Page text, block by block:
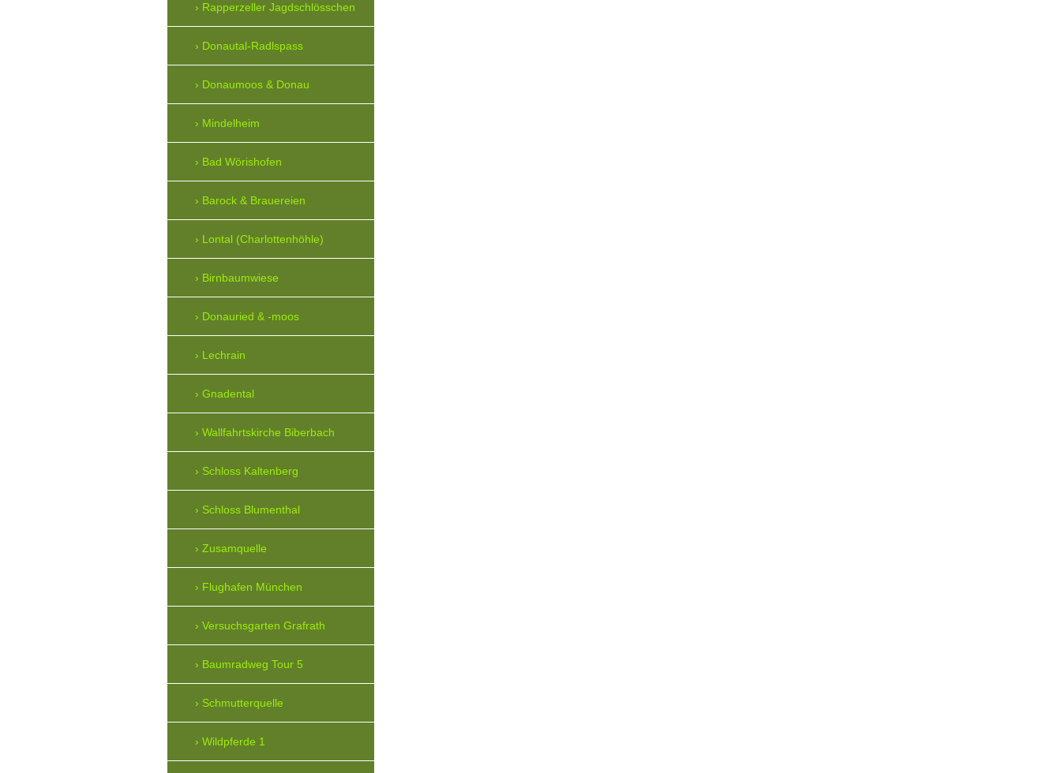
Rapperzeller Jagdschlösschen
Donautal-Radlspass
Donaumoos & Donau
Mindelheim
Bad Wörishofen
Barock & Brauereien
Lontal (Charlottenhöhle)
Birnbaumwiese
Donauried & -moos
Lechrain
Gnadental
Wallfahrtskirche Biberbach
Schloss Kaltenberg
Schloss Blumenthal
Zusamquelle
Flughafen München
Versuchsgarten Grafrath
Baumradweg Tour 5
Schmutterquelle
Wildpferde 1